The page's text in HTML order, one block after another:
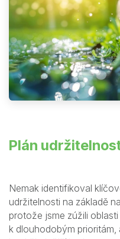
Plán
Nemak identifikoval
udržitelnosti na základě
protože jsme zúžili
k dlouhodobým